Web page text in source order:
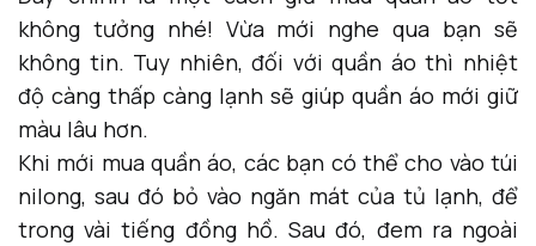
không tưởng nhé! Vừa mới nghe qua bạn sẽ
không tin. Tuy nhiên, đối với quần áo thì nhiệt
độ càng thấp càng lạnh sẽ giúp quần áo mới giữ
màu lâu hơn.
Khi mới mua quần áo, các bạn có thể cho vào túi
nilong, sau đó bỏ vào ngăn mát của tủ lạnh, để
trong vài tiếng đồng hồ. Sau đó, đem ra ngoài